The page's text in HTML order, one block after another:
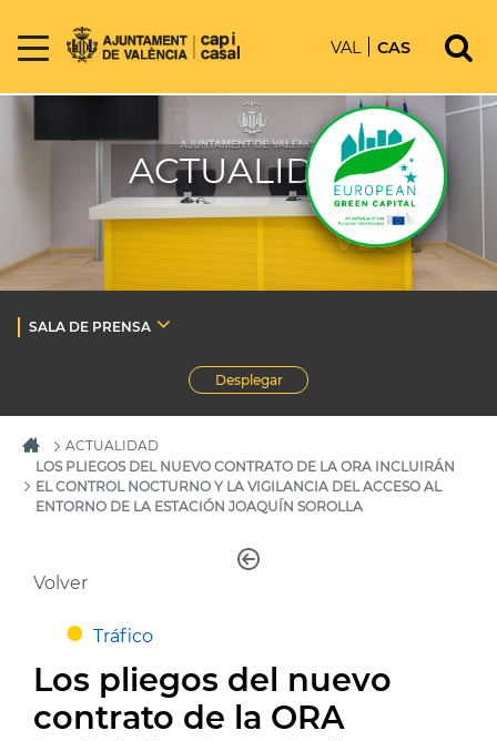
VAL CAS
ACTUALIDAD
SALA DE PRENSA
Desplegar
ACTUALIDAD
LOS PLIEGOS DEL NUEVO CONTRATO DE LA ORA INCLUIRÁN
EL CONTROL NOCTURNO Y LA VIGILANCIA DEL ACCESO AL
ENTORNO DE LA ESTACIÓN JOAQUÍN SOROLLA
Volver
Tráfico
Los pliegos del nuevo
contrato de la ORA